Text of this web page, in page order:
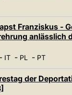
Franziskus -
anlässlich
IT- PL- PT
der